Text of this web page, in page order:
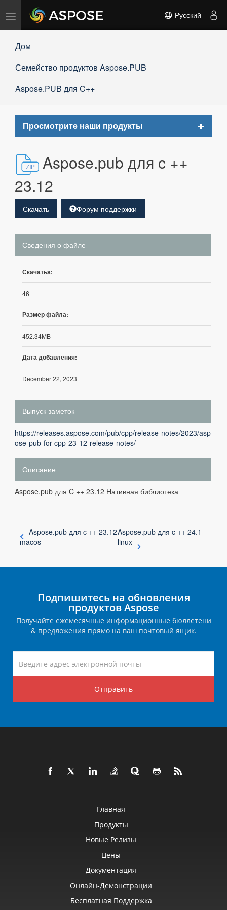
Переключить
навигацию
Русский
Дом
Семейство продуктов Aspose.PUB
Aspose.PUB для C++
Просмотрите наши продукты
Toggle
Aspose.pub для c ++
23.12
Скачать Форум поддержки
Сведения о файле
Скачатьs:
46
Размер файла:
452.34MB
Дата добавления:
December 22, 2023
Выпуск заметок
https://releases.aspose.com/pub/cpp/release-notes/2023/asp
ose-pub-for-cpp-23-12-release-notes/
Описание
Aspose.pub для C ++ 23.12 Нативная библиотека
Aspose.pub для c ++ 23.12
macos
Aspose.pub для c ++ 24.1
linux
Подпишитесь на обновления
продуктов Aspose
Получайте ежемесячные информационные бюллетени
& предложения прямо на ваш почтовый ящик.
Отправить
Главная
Продукты
Новые Релизы
Цены
Документация
Онлайн‑демонстрации
Бесплатная Поддержка